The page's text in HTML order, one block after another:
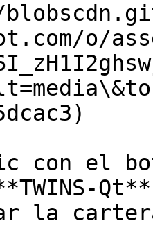
o/
con el
la